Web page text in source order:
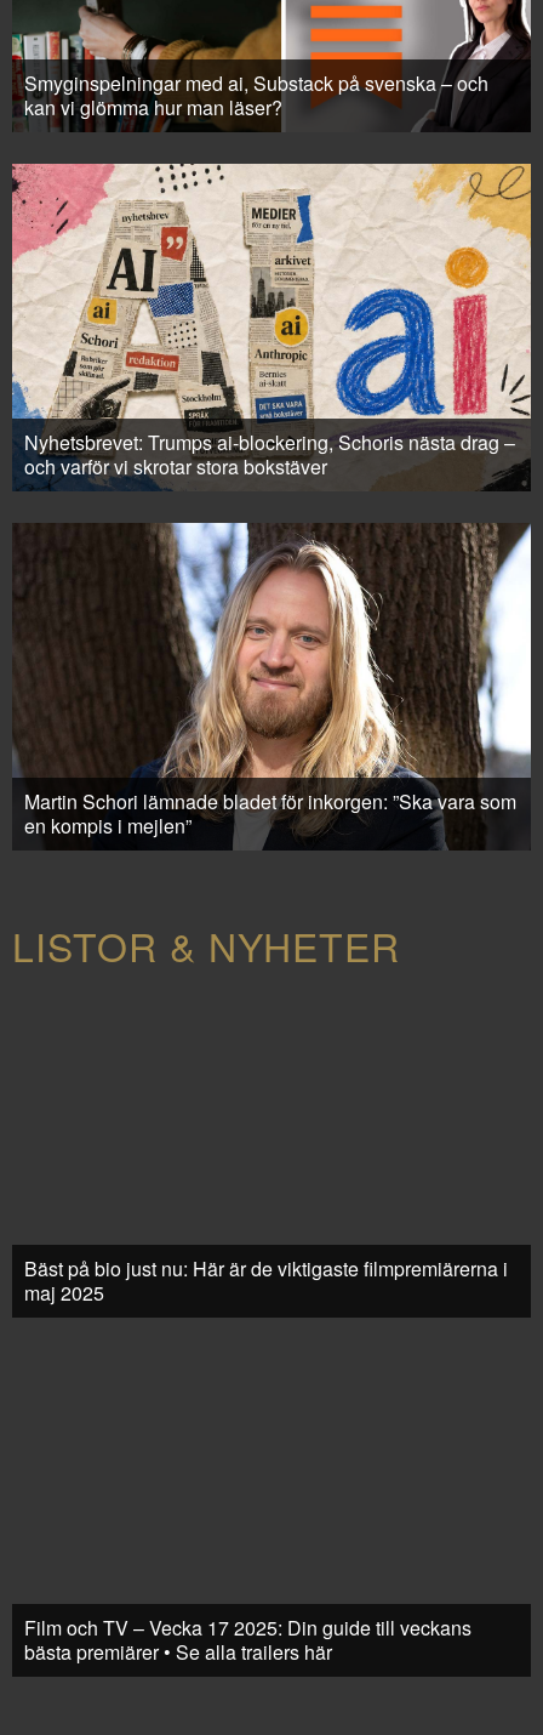
Smyginspelningar med ai, Substack på svenska – och
kan vi glömma hur man läser?
Nyhetsbrevet: Trumps ai-blockering, Schoris nästa drag –
och varför vi skrotar stora bokstäver
Martin Schori lämnade bladet för inkorgen: ”Ska vara som
en kompis i mejlen”
LISTOR & NYHETER
Bäst på bio just nu: Här är de viktigaste filmpremiärerna i
maj 2025
Film och TV – Vecka 17 2025: Din guide till veckans
bästa premiärer • Se alla trailers här